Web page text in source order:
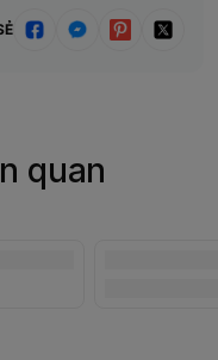
quan